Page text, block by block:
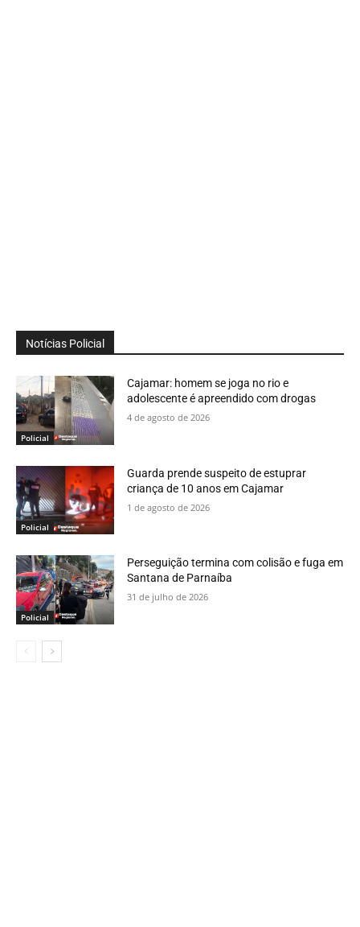
Notícias Policial
Policial
Cajamar: homem se joga no rio e
adolescente é apreendido com drogas
4 de agosto de 2026
Policial
Guarda prende suspeito de estuprar
criança de 10 anos em Cajamar
1 de agosto de 2026
Policial
Perseguição termina com colisão e fuga em
Santana de Parnaíba
31 de julho de 2026